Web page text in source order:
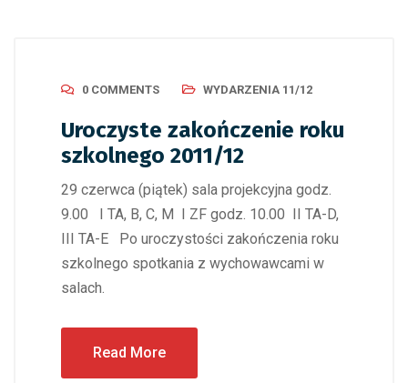
0 COMMENTS WYDARZENIA 11/12
Uroczyste zakończenie roku
szkolnego 2011/12
29 czerwca (piątek) sala projekcyjna godz.
9.00 I TA, B, C, M I ZF godz. 10.00 II TA-D,
III TA-E Po uroczystości zakończenia roku
szkolnego spotkania z wychowawcami w
salach.
Read More